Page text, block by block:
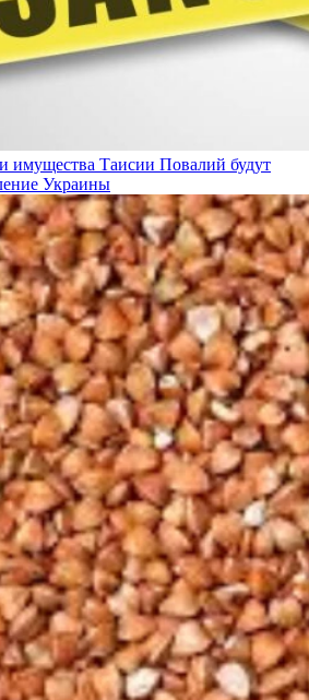
имущества Таисии Повалий будут
Украины